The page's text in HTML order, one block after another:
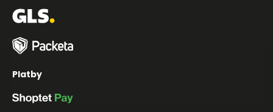
Platby